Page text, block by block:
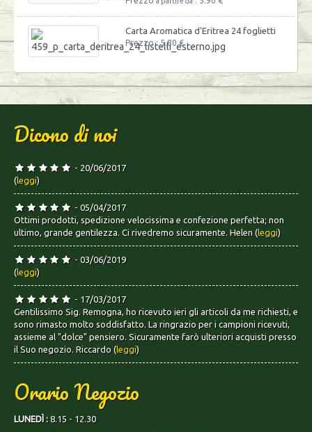
Carta Aromatica d'Eritrea 24 foglietti
Prezzo : 5.80 €
Dicono di noi
- 20/06/2017
(leggi)
- 05/04/2017
Ottimi prodotti, spedizione velocissima e confezione perfetta; non
ultimo, grande gentilezza. Ci rivedremo sicuramente. Helen (leggi)
- 03/06/2019
(leggi)
- 17/03/2017
Gentilissimo Sig. Remogna, ho ricevuto ieri gli articoli da me richiesti, e
sono rimasto molto soddisfatto. La ringrazio per i campioni ricevuti,
assieme al "dolce" pensiero. Sicuramente farò ulteriori acquisti presso
il Suo negozio. Riccardo (leggi)
Orario Negozio
LUNEDÌ :8.15 - 12.30